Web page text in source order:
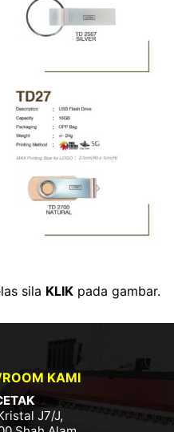
sila KLIKpada gambar.
KAMI
J7/J,